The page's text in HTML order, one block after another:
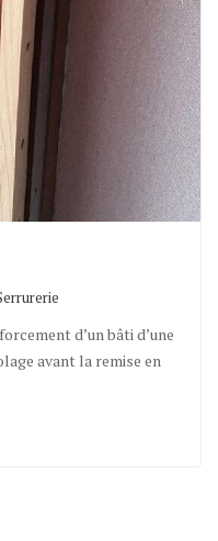
d’un bâti d’une
avant la remise en